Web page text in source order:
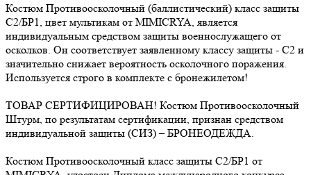
Костюм Противоосколочный (баллистический) класс защиты
С2/БР1, цвет мультикам от MIMICRYA, является
индивидуальным средством защиты военнослужащего от
осколков. Он соответствует заявленному классу защиты - С2 и
значительно снижает вероятность осколочного поражения.
Используется строго в комплекте с бронежилетом!
ТОВАР СЕРТИФИЦИРОВАН! Костюм Противоосколочный
Штурм, по результатам сертификации, признан средством
индивидуальной защиты (СИЗ) – БРОНЕОДЕЖДА.
Костюм Противоосколочный класс защиты С2/БР1 от